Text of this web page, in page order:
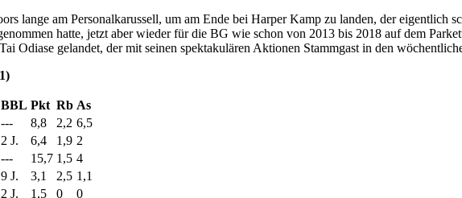
lange am Personalkarussell, um am Ende bei Harper Kamp zu landen, der eigentlich
hatte, jetzt aber wieder für die BG wie schon von 2013 bis 2018 auf dem
Odiase gelandet, der mit seinen spektakulären Aktionen Stammgast in den
BBL Pkt Rb As
--- 8,8 2,2 6,5
2 J. 6,4 1,9 2
--- 15,7 1,5 4
9 J. 3,1 2,5 1,1
2 J. 1,5 0 0